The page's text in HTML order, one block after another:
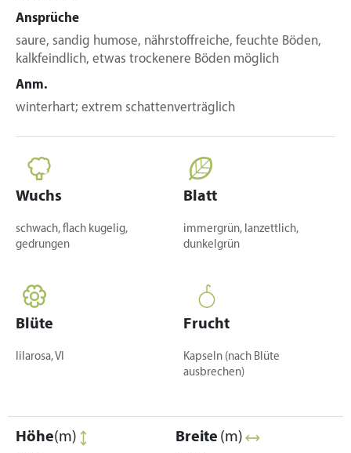
Ansprüche
saure, sandig humose, nährstoffreiche, feuchte Böden,
kalkfeindlich, etwas trockenere Böden möglich
Anm.
winterhart; extrem schattenverträglich
Wuchs
schwach, flach kugelig,
gedrungen
Blatt
immergrün, lanzettlich,
dunkelgrün
Blüte
lilarosa, VI
Frucht
Kapseln (nach Blüte
ausbrechen)
Höhe(m) Breite (m)